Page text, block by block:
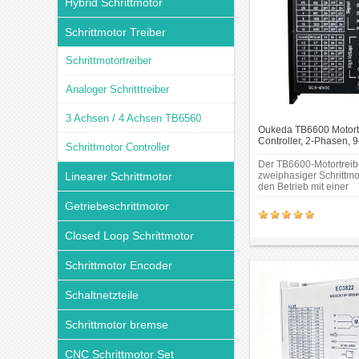
Schrittmotor Treiber
Schrittmotortreiber
Analoger Schritttreiber
3 Achsen / 4 Achsen TB6560
Schrittmotor Controller
Linearer Schrittmotor
Getriebeschrittmotor
Closed Loop Schrittmotor
Schrittmotor Encoder
Schaltnetzteile
Schrittmotor bremse
CNC Schrittmotor Set
Oukeda TB6600
Controller, 2-Phasen,
Der TB6600-
zweiphasiger
den Betrieb mit einer
und einem
4 A. Er ist mit 4- und
sich für Anwendungen
Richtungssteuerung.